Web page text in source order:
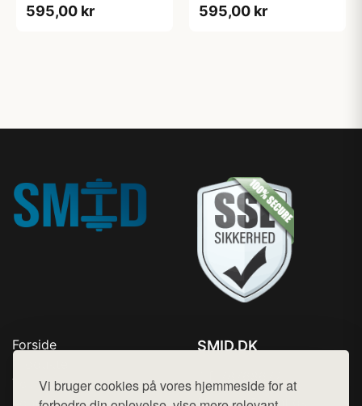
Vi bruger cookies på vores hjemmeside for at
595,00 kr 595,00 kr
Forside
Top Rabatter
Kontakt
SMID.DK
Mail: hej@want.dk